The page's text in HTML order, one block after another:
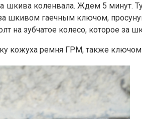
шкива коленвала. Ждем 5 минут.
шкивом гаечным ключом,
на зубчатое колесо, которое за
кожуха ремня ГРМ, также ключом